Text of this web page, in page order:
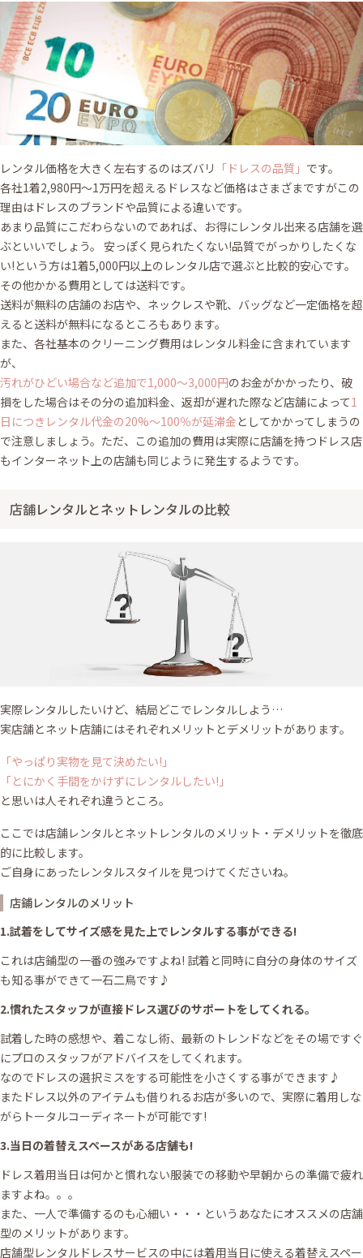
レンタル価格を大きく左右するのはズバリ 「ドレスの品質」 です。
各社1着2,980円〜1万円を超えるドレスなど価格はさまざまですがこの
理由はドレスのブランドや品質による違いです。
あまり品質にこだわらないのであれば、お得にレンタル出来る店舗を選
ぶといいでしょう。 安っぽく見られたくない!品質でがっかりしたくな
い!という方は1着5,000円以上のレンタル店で選ぶと比較的安心です。
その他かかる費用としては送料です。
送料が無料の店舗のお店や、ネックレスや靴、バッグなど一定価格を超
えると送料が無料になるところもあります。
また、各社基本のクリーニング費用はレンタル料金に含まれています
が、
汚れがひどい場合など追加で1,000〜3,000円のお金がかかったり、破
損をした場合はその分の追加料金、返却が遅れた際など店舗によって1
日につきレンタル代金の20%〜100％が延滞金 としてかかってしまうの
で注意しましょう。ただ、この追加の費用は実際に店舗を持つドレス店
もインターネット上の店舗も同じように発生するようです。
店舗レンタルとネットレンタルの比較
実際レンタルしたいけど、結局どこでレンタルしよう…
実店舗とネット店舗にはそれぞれメリットとデメリットがあります。
「やっぱり実物を見て決めたい!」
「とにかく手間をかけずにレンタルしたい!」
と思いは人それぞれ違うところ。
ここでは店舗レンタルとネットレンタルのメリット・デメリットを徹底
的に比較します。
ご自身にあったレンタルスタイルを見つけてくださいね。
店鋪レンタルのメリット
1.試着をしてサイズ感を見た上でレンタルする事ができる!
これは店鋪型の一番の強みですよね! 試着と同時に自分の身体のサイズ
も知る事ができて一石二鳥です♪
2.慣れたスタッフが直接ドレス選びのサポートをしてくれる。
試着した時の感想や、着こなし術、最新のトレンドなどをその場ですぐ
にプロのスタッフがアドバイスをしてくれます。
なのでドレスの選択ミスをする可能性を小さくする事ができます♪
またドレス以外のアイテムも借りれるお店が多いので、実際に着用しな
がらトータルコーディネートが可能です!
3.当日の着替えスペースがある店舗も!
ドレス着用当日は何かと慣れない服装での移動や早朝からの準備で疲れ
ますよね。。。
また、一人で準備するのも心細い・・・というあなたにオススメの店舗
型のメリットがあります。
店舗型レンタルドレスサービスの中には着用当日に使える着替えスペー